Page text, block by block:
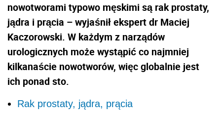
nowotworami typowo męskimi są rak prostaty,
jądra i prącia – wyjaśnił ekspert dr Maciej
Kaczorowski. W każdym z narządów
urologicznych może wystąpić co najmniej
kilkanaście nowotworów, więc globalnie jest
ich ponad sto.
Rak prostaty, jądra, prącia